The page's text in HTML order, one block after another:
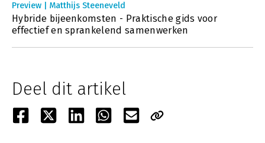
Preview | Matthijs Steeneveld
Hybride bijeenkomsten - Praktische gids voor
effectief en sprankelend samenwerken
Deel dit artikel